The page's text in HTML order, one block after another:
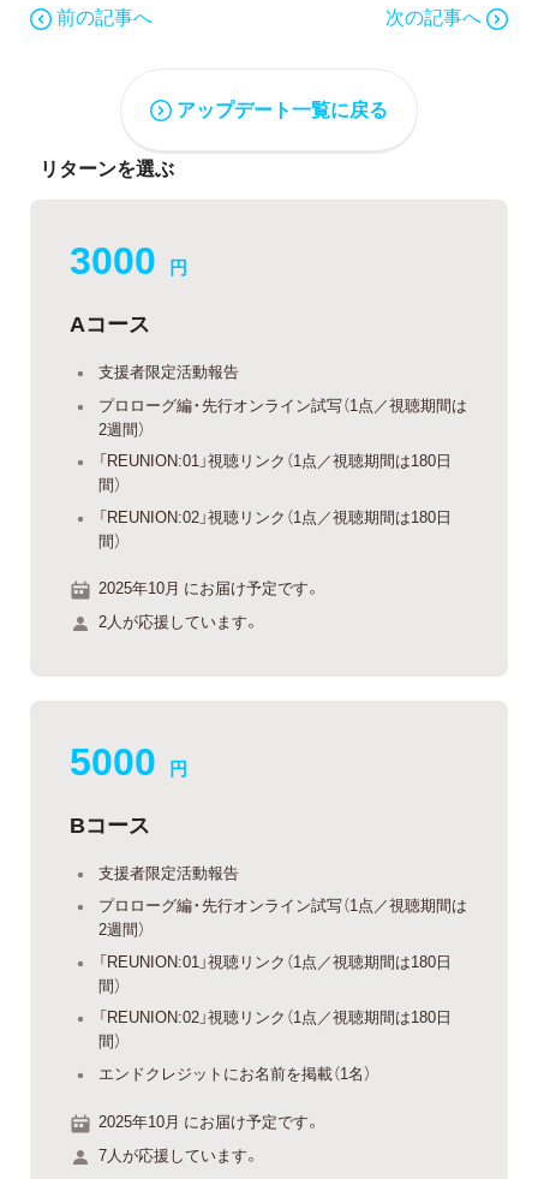
前の記事へ 次の記事へ
アップデート一覧に戻る
リターンを選ぶ
3000 円
Aコース
支援者限定活動報告
プロローグ編・先行オンライン試写（1点／視聴期間は
2週間）
「REUNION:01」視聴リンク（1点／視聴期間は180日
間）
「REUNION:02」視聴リンク（1点／視聴期間は180日
間）
2025年10月 にお届け予定です。
2人が応援しています。
5000 円
Bコース
支援者限定活動報告
プロローグ編・先行オンライン試写（1点／視聴期間は
2週間）
「REUNION:01」視聴リンク（1点／視聴期間は180日
間）
「REUNION:02」視聴リンク（1点／視聴期間は180日
間）
エンドクレジットにお名前を掲載（1名）
2025年10月 にお届け予定です。
7人が応援しています。